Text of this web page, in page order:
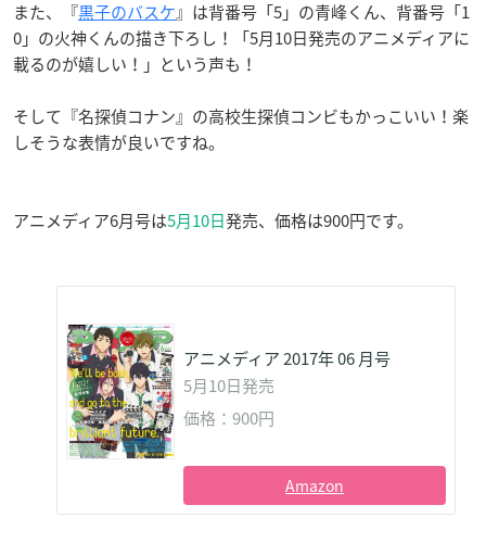
また、『黒子のバスケ』は背番号「5」の青峰くん、背番号「1
0」の火神くんの描き下ろし！「5月10日発売のアニメディアに
載るのが嬉しい！」という声も！
そして『名探偵コナン』の高校生探偵コンビもかっこいい！楽
しそうな表情が良いですね。
アニメディア6月号は5月10日発売、価格は900円です。
アニメディア 2017年 06 月号
5月10日発売
価格：900円
Amazon